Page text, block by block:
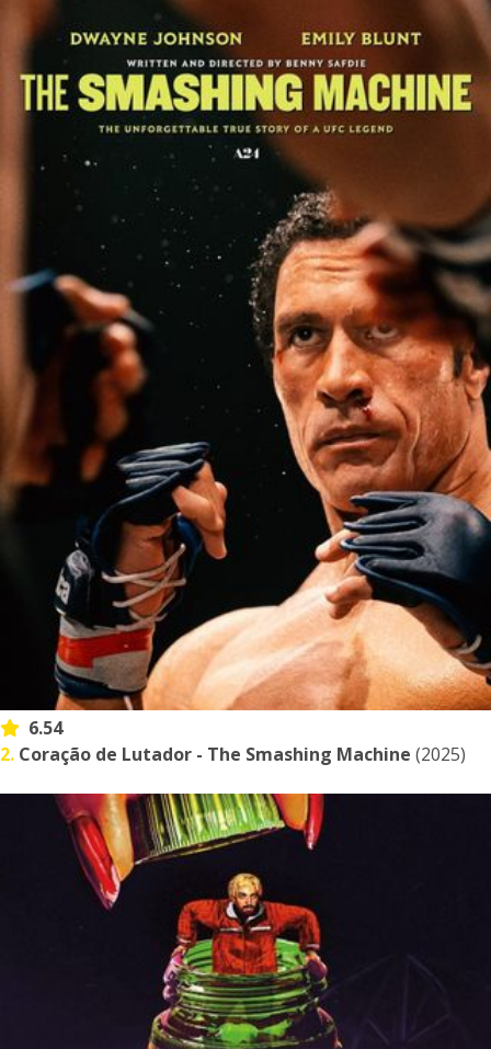
6.54
2. Coração de Lutador - The Smashing Machine (2025)